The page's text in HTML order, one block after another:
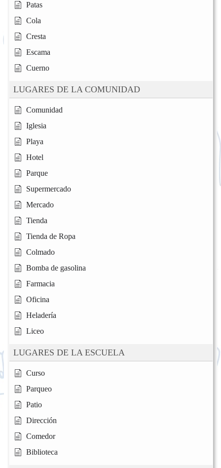
Patas
Cola
Cresta
Escama
Cuerno
LUGARES DE LA COMUNIDAD
Comunidad
Iglesia
Playa
Hotel
Parque
Supermercado
Mercado
Tienda
Tienda de Ropa
Colmado
Bomba de gasolina
Farmacia
Oficina
Heladería
Liceo
LUGARES DE LA ESCUELA
Curso
Parqueo
Patio
Dirección
Comedor
Biblioteca